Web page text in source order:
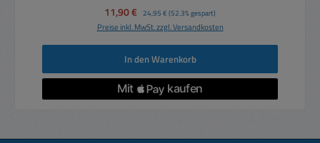
Verkaufspreis:
11,90 € Regulärer Preis:
24,95 € (52.3% gespart)
Preise inkl. MwSt. zzgl. Versandkosten
In den Warenkorb